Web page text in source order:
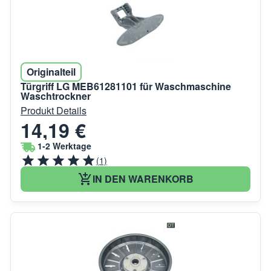
Originalteil
Türgriff LG MEB61281101 für Waschmaschine
Waschtrockner
Produkt Details
14,19 €
1-2 Werktage
(1)
IN DEN WARENKORB